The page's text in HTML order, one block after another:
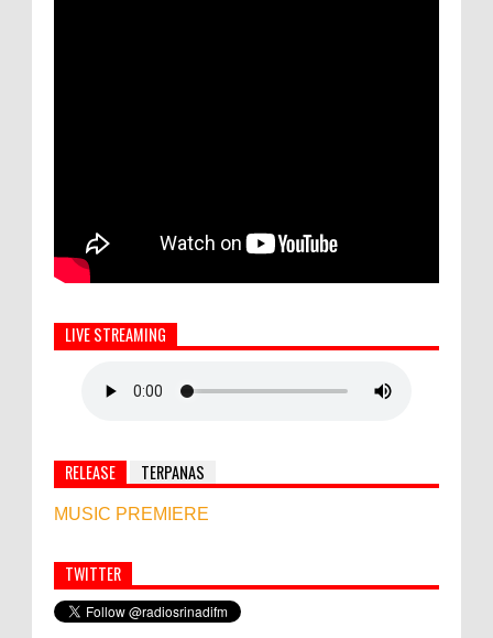
LIVE STREAMING
RELEASE TERPANAS
MUSIC PREMIERE
Simbol Persahabatan, RI Bangun Islamic Centre di
Afghanistan
TWITTER